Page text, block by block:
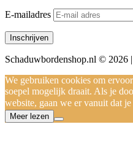
E-mailadres
Schaduwbordenshop.nl © 2026 |
We gebruiken cookies om
soepel mogelijk draait. Als je
website, gaan we er vanuit dat je
Meer lezen